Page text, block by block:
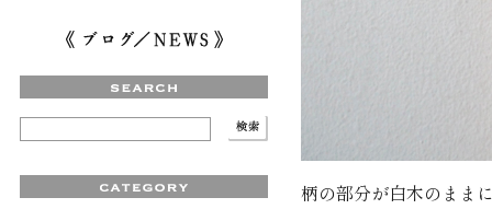
柄の部分が白木のまま